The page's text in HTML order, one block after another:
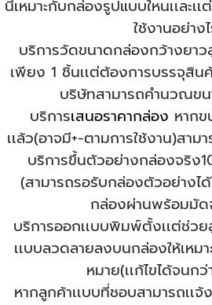
นี้เหมาะกับกล่องรูปแบบใหนเเละเเ
ใช้งานอย่าง
บริการวัดขนาดกล่องกว้างยา
เพียง 1 ชิ้นเเต่ต้องการบรรจุสิ
บริษัทสามารถคำนวณข
บริการเสนอราคากล่อง หาก
เเล้ว(อาจมี+-ตามการใช้งาน)สาม
บริการขึ้นตัวอย่างกล่องจริง
(สามารถรอรับกล่องตัวอย่างไ
กล่องผ่านพร้อมมัด
บริการออกเเบบพิมพ์ตั้งเเต่ช่วย
เเบบลวดลายลงบนกล่องให้เหมา
หมาย(เเก้ไขได้จนก
หากลูกค้าเเบบที่ชอบสามารถเเ